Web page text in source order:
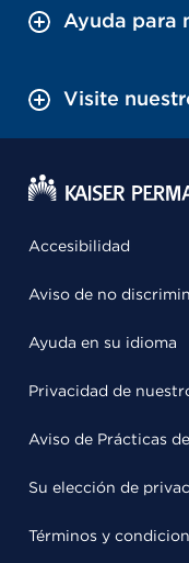
Ayuda para
Visite
Accesibilidad
Aviso de no
Ayuda en su idioma
Privacidad de
Aviso de Prácticas
Su elección de
Términos y